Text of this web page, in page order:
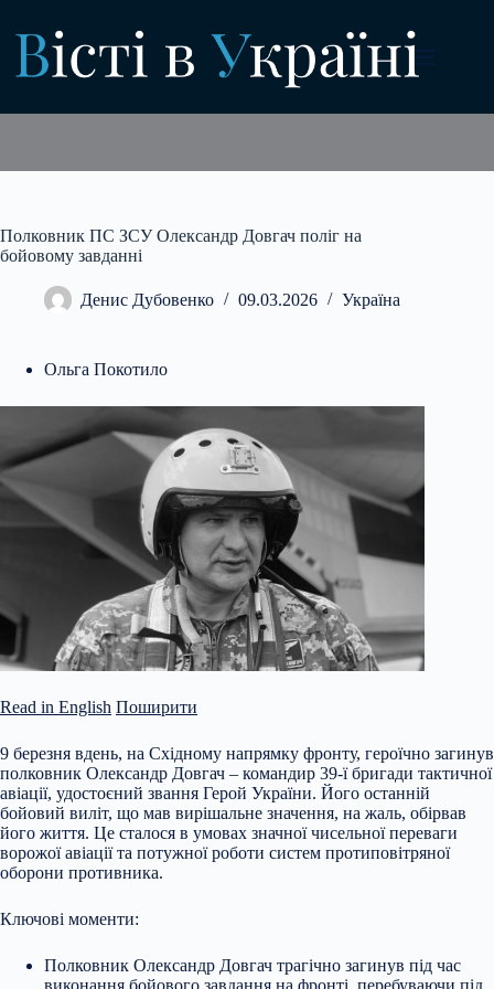
вмісту
Полковник ПС ЗСУ Олександр Довгач поліг на
бойовому завданні
Денис Дубовенко 09.03.2026 Україна
Ольга Покотило
Read in English Поширити
9 березня вдень, на Східному напрямку фронту, героїчно загинув
полковник Олександр Довгач – командир 39-ї бригади тактичної
авіації, удостоєний звання Герой України. Його останній
бойовий виліт, що мав вирішальне значення, на жаль, обірвав
його життя. Це сталося в умовах значної чисельної переваги
ворожої авіації та потужної роботи систем протиповітряної
оборони противника.
Ключові моменти:
Полковник Олександр Довгач трагічно загинув під час
виконання бойового завдання на фронті, перебуваючи під